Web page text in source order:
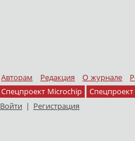
Авторам Редакция О журнале
Спецпроект Microchip
Спецпроект
Войти | Регистрация